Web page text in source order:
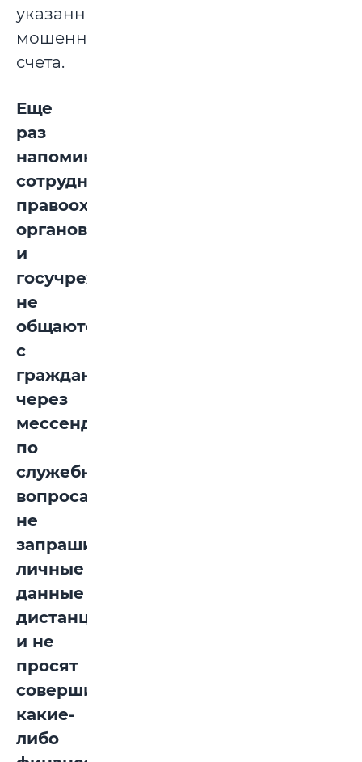
указанные
мошенниками
счета.
Еще
раз
напоминаем:
сотрудники
правоохранительных
органов
и
госучреждений
не
общаются
с
гражданами
через
мессенджеры
по
служебным
вопросам,
не
запрашивают
личные
данные
дистанционно
и не
просят
совершить
какие-
либо